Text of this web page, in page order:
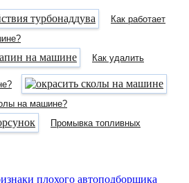
Как работает
Как удалить
на машине?
Промывка топливных